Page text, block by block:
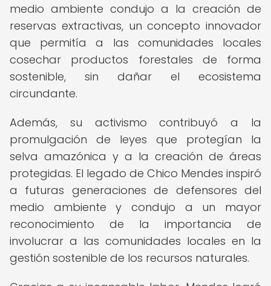
medio ambiente condujo a la creación de
reservas extractivas, un concepto innovador
que permitía a las comunidades locales
cosechar productos forestales de forma
sostenible, sin dañar el ecosistema
circundante.
Además, su activismo contribuyó a la
promulgación de leyes que protegían la
selva amazónica y a la creación de áreas
protegidas. El legado de Chico Mendes inspiró
a futuras generaciones de defensores del
medio ambiente y condujo a un mayor
reconocimiento de la importancia de
involucrar a las comunidades locales en la
gestión sostenible de los recursos naturales.